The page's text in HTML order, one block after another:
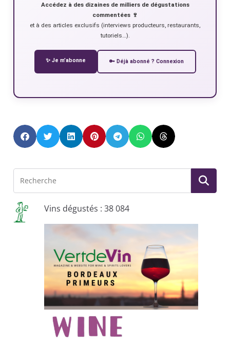
Accédez à des dizaines de milliers de dégustations
commentées 🍷
et à des articles exclusifs (interviews producteurs, restaurants,
tutoriels…).
✨ Je m’abonne 🔑 Déjà abonné ? Connexion
Vins dégustés : 38 084